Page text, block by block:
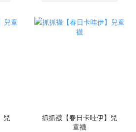
兒
抓抓襪【春日卡哇伊】兒
童襪